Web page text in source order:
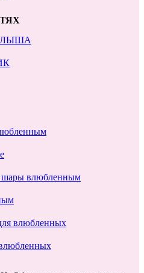
шары влюбленным
влюбленных